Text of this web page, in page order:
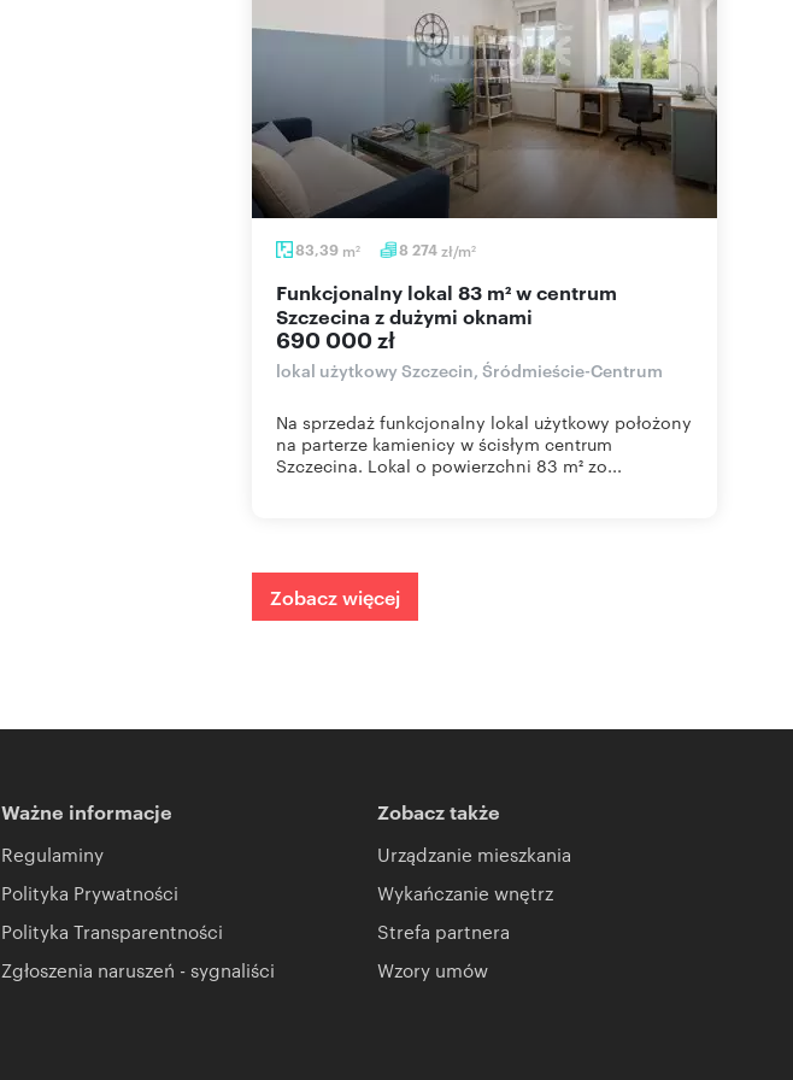
83,39 m2 8 274zł/m2
Funkcjonalny lokal 83 m² w centrum
Szczecina z dużymi oknami
690 000 zł
lokal użytkowy Szczecin, Śródmieście-Centrum
Na sprzedaż funkcjonalny lokal użytkowy położony
na parterze kamienicy w ścisłym centrum
Szczecina. Lokal o powierzchni 83 m² zo...
Zobacz więcej
Ważne informacje
Regulaminy
Polityka Prywatności
Polityka Transparentności
Zgłoszenia naruszeń - sygnaliści
Zobacz także
Urządzanie mieszkania
Wykańczanie wnętrz
Strefa partnera
Wzory umów